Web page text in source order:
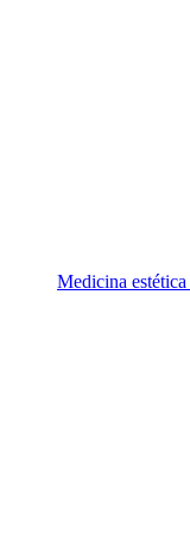
Medicina estética